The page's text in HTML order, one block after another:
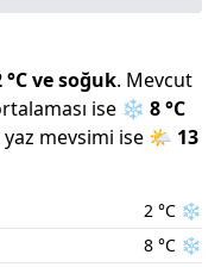
°C vesoğuk. Mevcut
ise ❄️ 8°C
yaz mevsimi ise 🌤️ 13
2 °C ❄️
8 °C ❄️